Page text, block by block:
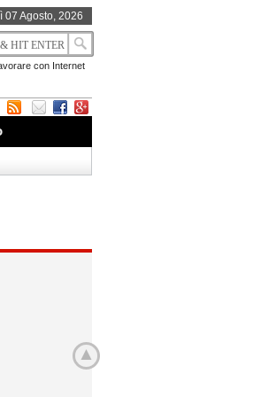
07 Agosto, 2026
con Internet